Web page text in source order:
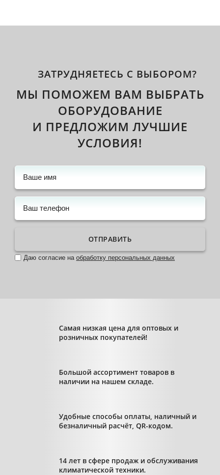
ЗАТРУДНЯЕТЕСЬ С ВЫБОРОМ?
МЫ ПОМОЖЕМ ВАМ ВЫБРАТЬ
ОБОРУДОВАНИЕ
И ПРЕДЛОЖИМ ЛУЧШИЕ
УСЛОВИЯ!
ОТПРАВИТЬ
Даю согласие на обработку персональных данных
Самая низкая цена для оптовых и
розничных покупателей!
Большой ассортимент товаров в
наличии на нашем складе.
Удобные способы оплаты, наличный и
безналичный расчёт, QR-кодом.
14 лет в сфере продаж и обслуживания
климатической техники.